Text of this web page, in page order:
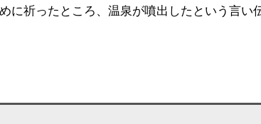
に祈ったところ、温泉が噴出したという言い